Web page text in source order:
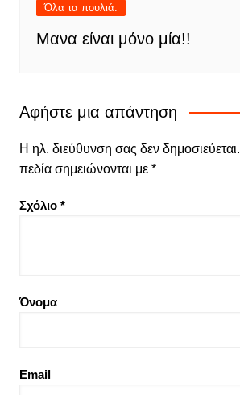
Όλα τα πουλιά.
Μανα είναι μόνο μία!!
Αφήστε μια απάντηση
Η ηλ. διεύθυνση σας δεν δημοσιεύεται.
πεδία σημειώνονται με *
Σχόλιο *
Όνομα
Email